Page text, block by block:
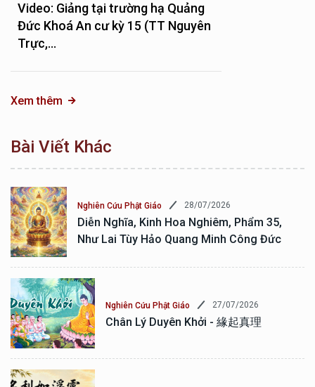
Video: Giảng tại trường hạ Quảng
Đức Khoá An cư kỳ 15 (TT Nguyên
Trực,...
Xem thêm
Bài Viết Khác
Nghiên Cứu Phật Giáo 28/07/2026
Diễn Nghĩa, Kinh Hoa Nghiêm, Phẩm 35,
Như Lai Tùy Hảo Quang Minh Công Đức
Nghiên Cứu Phật Giáo 27/07/2026
Chân Lý Duyên Khởi - 緣起真理